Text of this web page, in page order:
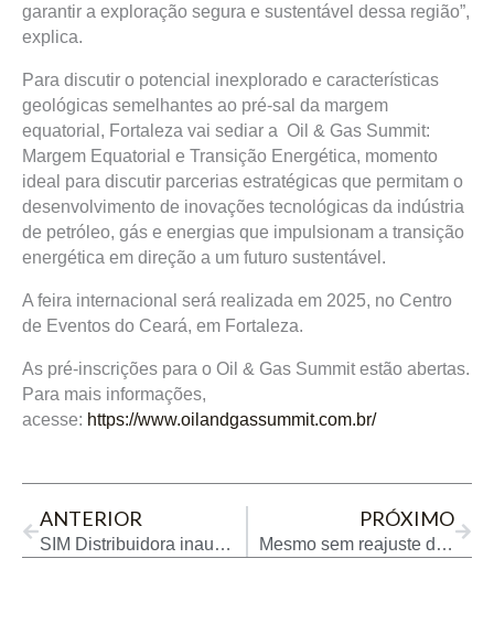
garantir a exploração segura e sustentável dessa região”,
explica.
Para discutir o potencial inexplorado e características
geológicas semelhantes ao pré-sal da margem
equatorial, Fortaleza vai sediar a Oil & Gas Summit:
Margem Equatorial e Transição Energética, momento
ideal para discutir parcerias estratégicas que permitam o
desenvolvimento de inovações tecnológicas da indústria
de petróleo, gás e energias que impulsionam a transição
energética em direção a um futuro sustentável.
A feira internacional será realizada em 2025, no Centro
de Eventos do Ceará, em Fortaleza.
As pré-inscrições para o Oil & Gas Summit estão abertas.
Para mais informações,
acesse: https://www.oilandgassummit.com.br/
ANTERIOR
SIM Distribuidora inaugura primeiros postos de combustíveis com a bandeira PETRONAS no Brasil
PRÓXIMO
Mesmo sem reajuste da Petrobras, diesel sobe e fecha julho acima de R$ 6